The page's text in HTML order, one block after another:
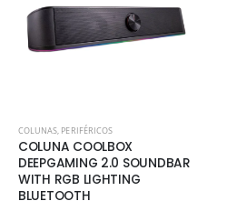
COLUNAS, PERIFÉRICOS
COLUNA COOLBOX
DEEPGAMING 2.0 SOUNDBAR
WITH RGB LIGHTING
BLUETOOTH